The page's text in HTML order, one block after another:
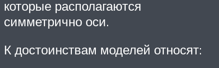
которые располагаются
симметрично оси.
К достоинствам моделей относят: